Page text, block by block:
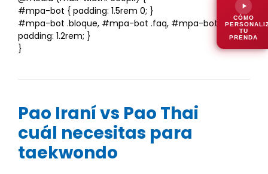
#mpa-bot { padding: 1.5rem 0; }
#mpa-bot .bloque, #mpa-bot .faq, #mpa-bot .cta {
padding: 1.2rem; }
}
Pao Iraní vs Pao Thai
cuál necesitas para
taekwondo
CÓMO
TU
PRENDA